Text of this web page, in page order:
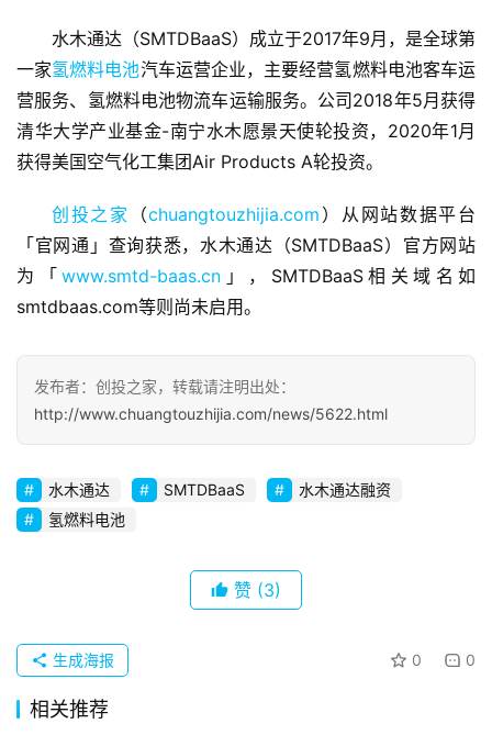
首
页
报
道
商
察
创
企
业
发
布
登录
投稿
水木通达（SMTDBaaS）成立于2017年9月，是全球第
一家氢燃料电池汽车运营企业，主要经营氢燃料电池客车运
营服务、氢燃料电池物流车运输服务。公司2018年5月获得
清华大学产业基金-南宁水木愿景天使轮投资，2020年1月
获得美国空气化工集团Air Products A轮投资。
创投之家 （chuangtouzhijia.com ）从网站数据平台
「官网通」查询获悉，水木通达（SMTDBaaS）官方网站
为「 www.smtd-baas.cn 」，SMTDBaaS相关域名如
smtdbaas.com等则尚未启用。
发布者：创投之家，转载请注明出处：
http://www.chuangtouzhijia.com/news/5622.html
水木通达 SMTDBaaS
水木通达融资
氢燃料电池
赞 (3)
0 0
生成海报
相关推荐